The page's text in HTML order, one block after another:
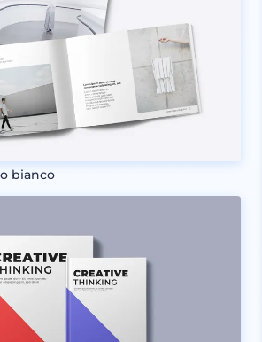
bianco